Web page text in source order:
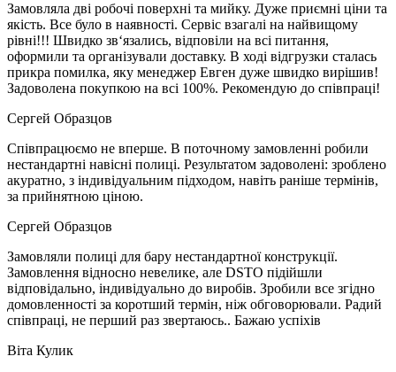
Замовляла дві робочі поверхні та мийку. Дуже приємні ціни та
якість. Все було в наявності. Сервіс взагалі на найвищому
рівні!!! Швидко зв‘язались, відповіли на всі питання,
оформили та організували доставку. В ході відгрузки сталась
прикра помилка, яку менеджер Евген дуже швидко вирішив!
Задоволена покупкою на всі 100%. Рекомендую до співпраці!
Сергей Образцов
Співпрацюємо не вперше. В поточному замовленні робили
нестандартні навісні полиці. Результатом задоволені: зроблено
акуратно, з індивідуальним підходом, навіть раніше термінів,
за прийнятною ціною.
Сергей Образцов
Замовляли полиці для бару нестандартної конструкції.
Замовлення відносно невелике, але DSTO підійшли
відповідально, індивідуально до виробів. Зробили все згідно
домовленності за коротший термін, ніж обговорювали. Радий
співпраці, не перший раз звертаюсь.. Бажаю успіхів
Віта Кулик